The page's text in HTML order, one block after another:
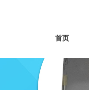
首页